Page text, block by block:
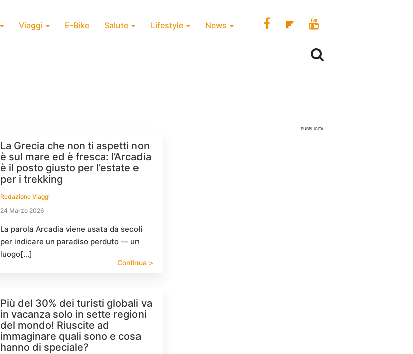
Viaggi E-Bike Salute Lifestyle News
La Grecia che non ti aspetti non
è sul mare ed è fresca: l’Arcadia
è il posto giusto per l’estate e
per i trekking
Redazione Viaggi
24 Marzo 2026
La parola Arcadia viene usata da secoli
per indicare un paradiso perduto — un
luogo[…]
Continua >
Più del 30% dei turisti globali va
in vacanza solo in sette regioni
del mondo! Riuscite ad
immaginare quali sono e cosa
hanno di speciale?
PUBBLICITÀ